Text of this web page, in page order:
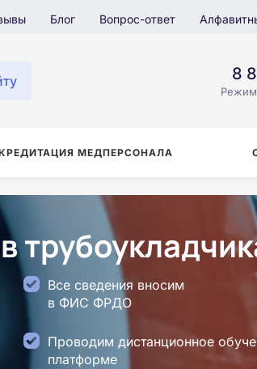
Блог Вопрос-ответ
8
Режим
МЕДПЕРСОНАЛА
Все сведения вносим
в ФИС ФРДО
Проводим дистанционное
платформе